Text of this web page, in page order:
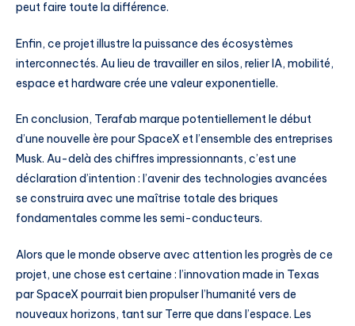
peut faire toute la différence.
Enfin, ce projet illustre la puissance des écosystèmes
interconnectés. Au lieu de travailler en silos, relier IA, mobilité,
espace et hardware crée une valeur exponentielle.
En conclusion, Terafab marque potentiellement le début
d’une nouvelle ère pour SpaceX et l’ensemble des entreprises
Musk. Au-delà des chiffres impressionnants, c’est une
déclaration d’intention : l’avenir des technologies avancées
se construira avec une maîtrise totale des briques
fondamentales comme les semi-conducteurs.
Alors que le monde observe avec attention les progrès de ce
projet, une chose est certaine : l’innovation made in Texas
par SpaceX pourrait bien propulser l’humanité vers de
nouveaux horizons, tant sur Terre que dans l’espace. Les